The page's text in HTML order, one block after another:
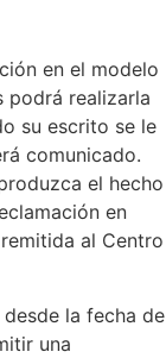
en el modelo
podrá realizarla
su escrito se le
comunicado.
el hecho
en
al Centro
la fecha de
una